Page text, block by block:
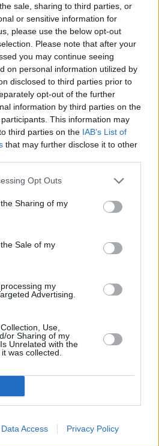
sale, sharing to third parties, or
or sensitive information for
please use the below opt-out
Please note that after your
you may continue seeing
on personal information utilized by
disclosed to third parties prior to
opt-out of the further
information by third parties on the
participants. This information may
third parties on the IAB’s List of
that may further disclose it to other
Opt Outs
Sharing of my
Sale of my
my
Advertising.
Use,
or Sharing of my
Unrelated with the
was collected.
Data Access Privacy Policy
;
παρέχει δυνατότητα να
με ευνοϊκούς όρους
το 80% της τιμής
προσφοράς
συνδεδεμένο με το
3M (εξαρτώμενο από
3% και εισφοράς
0,12%)
από ταΚαταστήματα
να υποβάλετε την αίτηση
την οποία επιθυμείτε
ή
σας ηλεκτρονικά, μέσα
Banking.Επισκεφθείτε τη
που σας ενδιαφέρει και
που σας ταιριάζει,
που έχετε